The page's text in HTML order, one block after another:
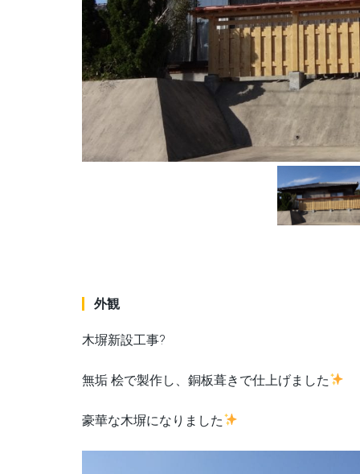
外観
木塀新設工事?
無垢 桧で製作し、銅板葺きで仕上げました
豪華な木塀になりました